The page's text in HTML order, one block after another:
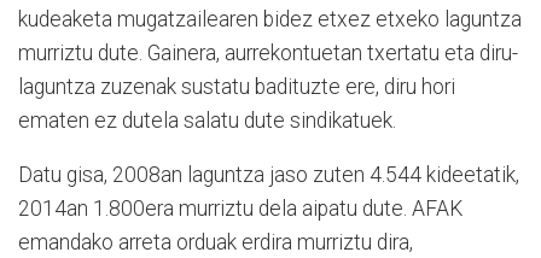
kudeaketa mugatzailearen bidez etxez etxeko laguntza
murriztu dute. Gainera, aurrekontuetan txertatu eta diru-
laguntza zuzenak sustatu badituzte ere, diru hori
ematen ez dutela salatu dute sindikatuek.
Datu gisa, 2008an laguntza jaso zuten 4.544 kideetatik,
2014an 1.800era murriztu dela aipatu dute. AFAK
emandako arreta orduak erdira murriztu dira,